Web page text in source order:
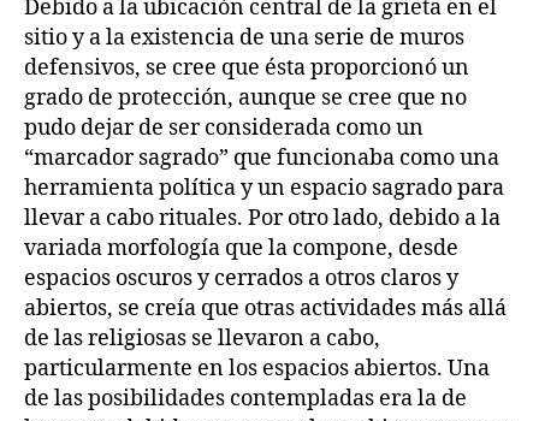
Debido a la ubicación central de la grieta en el
sitio y a la existencia de una serie de muros
defensivos, se cree que ésta proporcionó un
grado de protección, aunque se cree que no
pudo dejar de ser considerada como un
“marcador sagrado” que funcionaba como una
herramienta política y un espacio sagrado para
llevar a cabo rituales. Por otro lado, debido a la
variada morfología que la compone, desde
espacios oscuros y cerrados a otros claros y
abiertos, se creía que otras actividades más allá
de las religiosas se llevaron a cabo,
particularmente en los espacios abiertos. Una
de las posibilidades contempladas era la de